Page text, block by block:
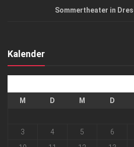
Sommertheater in
Kalender
M D M D
3
4 5 6